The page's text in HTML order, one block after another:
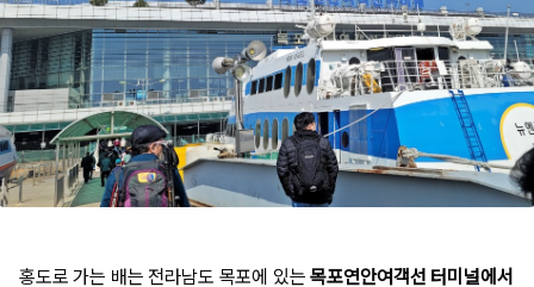
홍도로 가는 배는 전라남도 목포에 있는목포연안여객선 터미널에서